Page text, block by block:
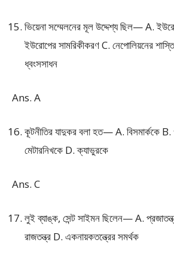
ভিয়েনা সম্মেলনের মূল উদ্দেশ্য ছিল— A.
ইউরোপের সামরিকীকরণ C. নেপোলিয়নের
ধ্বংসসাধন
Ans. A
কূটনীতির যাদুকর বলা হত— A. বিসমার্ককে B.
মেটারনিখকে D. ক্যাভুরকে
Ans. C
লুই ব্যাঙ্ক, সেন্ট সাইমন ছিলেন— A.
রাজতন্ত্র D. একনায়কতন্ত্রের সমর্থক